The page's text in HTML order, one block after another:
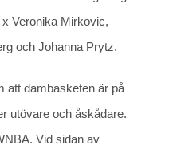
Veronika Mirkovic,
och Johanna Prytz.
att dambasketen är på
utövare och åskådare.
Vid sidan av